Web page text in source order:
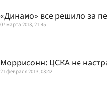
«Динамо» все решило за
07 марта 2013, 21:45
Моррисонн: ЦСКА не
21 февраля 2013, 03:42